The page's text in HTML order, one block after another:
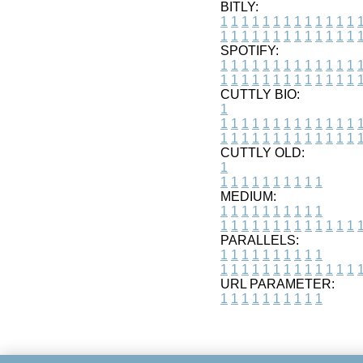
BITLY:
1 1 1 1 1 1 1 1 1 1 1 1 1 1
1 1 1 1 1 1 1 1 1 1 1 1 1 1
SPOTIFY:
1 1 1 1 1 1 1 1 1 1 1 1 1 1
1 1 1 1 1 1 1 1 1 1 1 1 1 1
CUTTLY BIO:
1
1 1 1 1 1 1 1 1 1 1 1 1 1 1
1 1 1 1 1 1 1 1 1 1 1 1 1 1
CUTTLY OLD:
1
1 1 1 1 1 1 1 1 1 1
MEDIUM:
1 1 1 1 1 1 1 1 1 1
1 1 1 1 1 1 1 1 1 1 1 1 1 1
PARALLELS:
1 1 1 1 1 1 1 1 1 1
1 1 1 1 1 1 1 1 1 1 1 1 1 1
URL PARAMETER:
1 1 1 1 1 1 1 1 1 1